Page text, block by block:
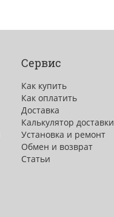
Сервис
Как купить
Как оплатить
Доставка
Калькулятор доставки
Установка и ремонт
Обмен и возврат
Статьи